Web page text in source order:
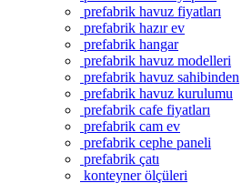
prefabrik havuz fiyatları
prefabrik hazır ev
prefabrik hangar
prefabrik havuz modelleri
prefabrik havuz sahibinden
prefabrik havuz kurulumu
prefabrik cafe fiyatları
prefabrik cam ev
prefabrik cephe paneli
prefabrik çatı
konteyner ölçüleri